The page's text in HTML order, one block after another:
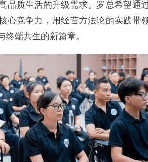
品质生活的升级需求。罗总希望通
心竞争力，用经营方法论的实践带
端共生的新篇章。